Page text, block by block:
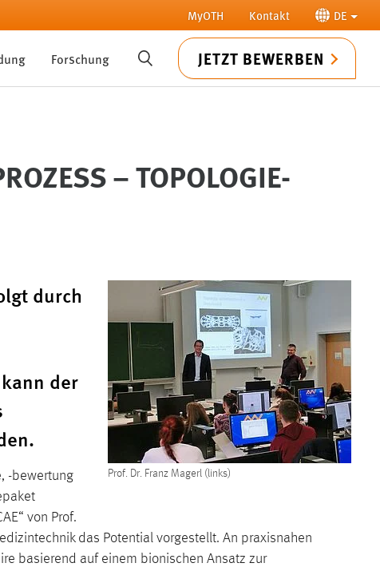
MyOTH Kontakt DE
Forschung SUCHE JETZT BEWERBEN
– TOPOLOGIE-
Prof. Dr. Franz Magerl (links)
durch
der
-bewertung
von Prof.
das Potential vorgestellt. An praxisnahen
basierend auf einem bionischen Ansatz zur